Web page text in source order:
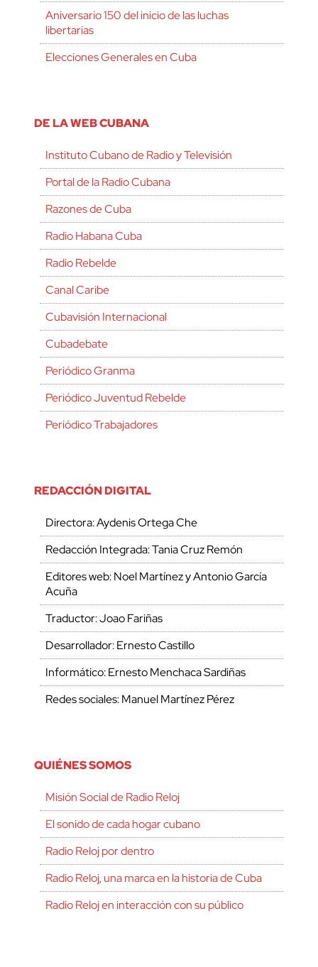
Aniversario 150 del inicio de las luchas
libertarias
Elecciones Generales en Cuba
DE LA WEB CUBANA
Instituto Cubano de Radio y Televisión
Portal de la Radio Cubana
Razones de Cuba
Radio Habana Cuba
Radio Rebelde
Canal Caribe
Cubavisión Internacional
Cubadebate
Periódico Granma
Periódico Juventud Rebelde
Periódico Trabajadores
REDACCIÓN DIGITAL
Directora: Aydenis Ortega Che
Redacción Integrada: Tania Cruz Remón
Editores web: Noel Martínez y Antonio García
Acuña
Traductor: Joao Fariñas
Desarrollador: Ernesto Castillo
Informático: Ernesto Menchaca Sardiñas
Redes sociales: Manuel Martínez Pérez
QUIÉNES SOMOS
Misión Social de Radio Reloj
El sonido de cada hogar cubano
Radio Reloj por dentro
Radio Reloj, una marca en la historia de Cuba
Radio Reloj en interacción con su público